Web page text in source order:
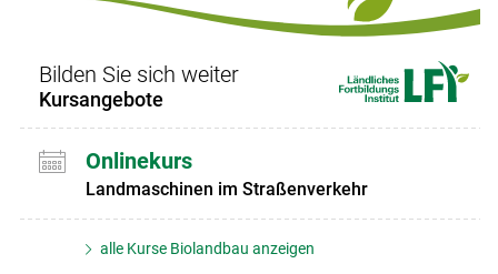
Bilden Sie sich weiter
Kursangebote
Onlinekurs
Landmaschinen im Straßenverkehr
alle Kurse Biolandbau anzeigen